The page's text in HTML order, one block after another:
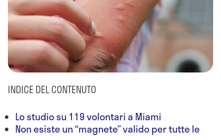
INDICE DEL CONTENUTO
Lo studio su 119 volontari a Miami
Non esiste un “magnete” valido per tutte le